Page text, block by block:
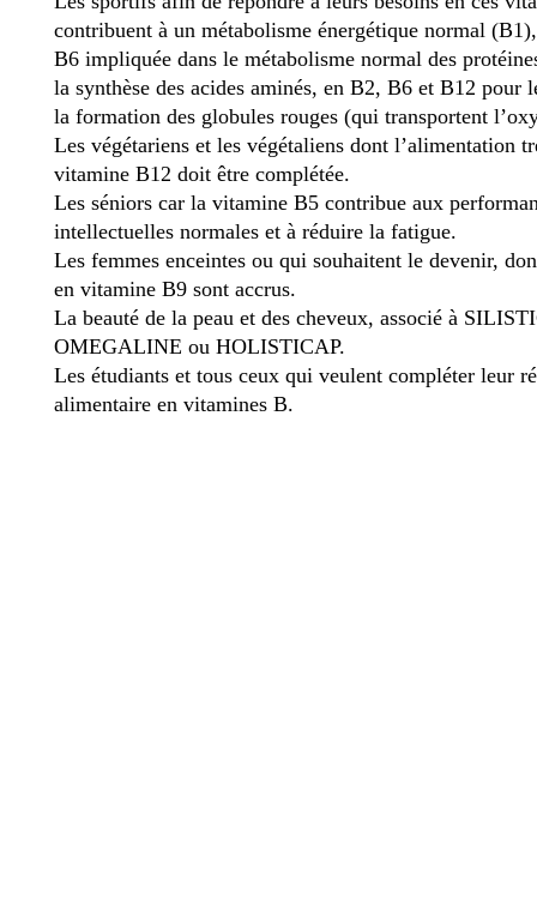
contribuent à un métabolisme énergétique normal
B6 impliquée dans le métabolisme normal des
la synthèse des acides aminés, en B2, B6 et B12 pour
la formation des globules rouges (qui transportent
Les végétariens et les végétaliens dont l’alimentation
vitamine B12 doit être complétée.
Les séniors car la vitamine B5 contribue aux
intellectuelles normales et à réduire la fatigue.
Les femmes enceintes ou qui souhaitent le devenir,
en vitamine B9 sont accrus.
La beauté de la peau et des cheveux, associé à
OMEGALINE ou HOLISTICAP.
Les étudiants et tous ceux qui veulent compléter leur
alimentaire en vitamines B.